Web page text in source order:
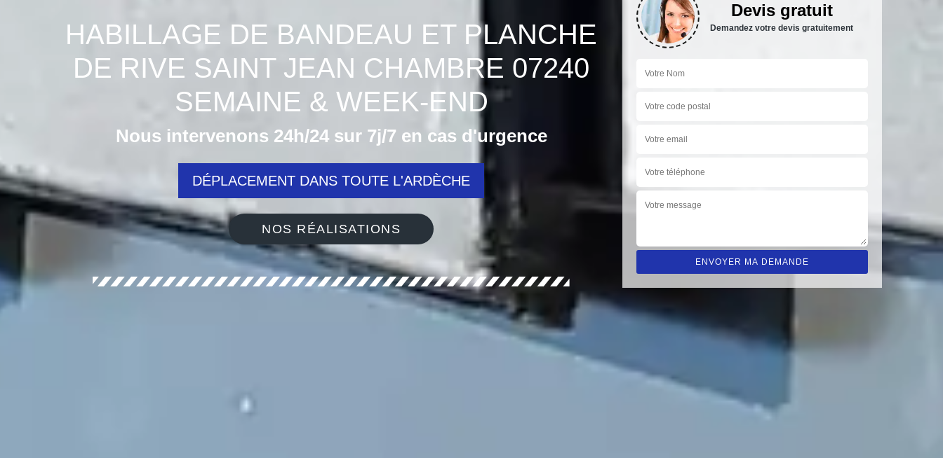
HABILLAGE DE BANDEAU ET PLANCHE
DE RIVE SAINT JEAN CHAMBRE 07240
SEMAINE & WEEK-END
Nous intervenons 24h/24 sur 7j/7 en cas d'urgence
DÉPLACEMENT DANS TOUTE L'ARDÈCHE
NOS RÉALISATIONS
Devis gratuit
Demandez votre devis gratuitement